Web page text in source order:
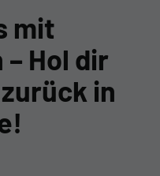
mit
Hol dir
in